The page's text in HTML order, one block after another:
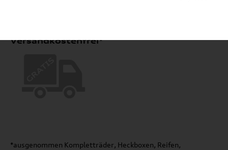
Versandkostenfrei*
*ausgenommen Kompletträder, Heckboxen, Reifen,